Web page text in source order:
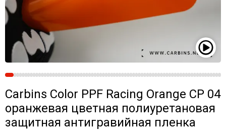
Carbins Color PPF Racing Orange CP 04
оранжевая цветная полиуретановая
защитная антигравийная пленка